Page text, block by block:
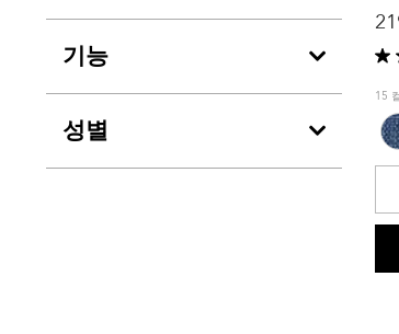
기능
성별
별
5
중
4.6
개
니
개
15